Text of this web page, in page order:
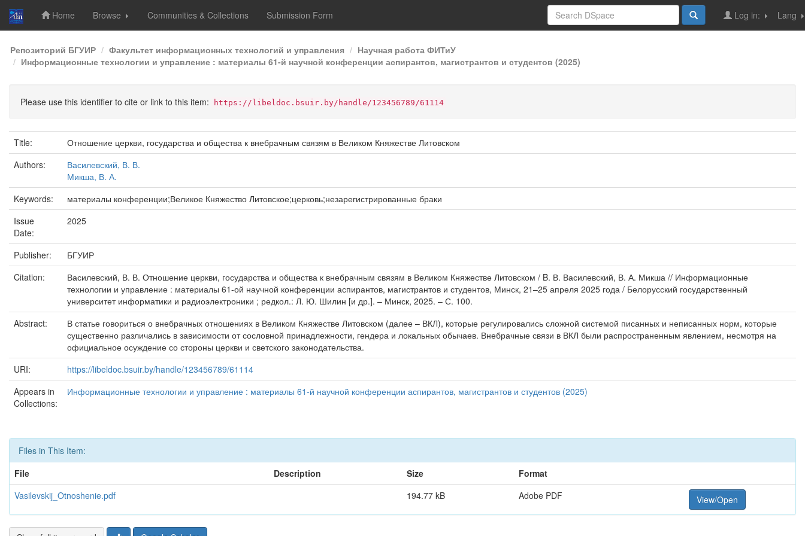
Skip
navigation
Home Browse Communities & Collections Submission Form Lang
Log in:
Репозиторий БГУИР Факультет информационных технологий и управления
Научная работа ФИТиУ
Информационные технологии и управление : материалы 61-й научной конференции аспирантов, магистрантов и студентов (2025)
Please use this identifier to cite or link to this item: https://libeldoc.bsuir.by/handle/123456789/61114
Title:
Отношение церкви, государства и общества к внебрачным связям в Великом Княжестве Литовском
Authors:
Василевский, В. В.
Микша, В. А.
Keywords:
материалы конференции;Великое Княжество Литовское;церковь;незарегистрированные браки
Issue
Date:
2025
Publisher:
БГУИР
Citation:
Василевский, В. В. Отношение церкви, государства и общества к внебрачным связям в Великом Княжестве Литовском / B. В. Василевский, В. А. Микша // Информационные
технологии и управление : материалы 61-ой научной конференции аспирантов, магистрантов и студентов, Минск, 21–25 апреля 2025 года / Белорусский государственный
университет информатики и радиоэлектроники ; редкол.: Л. Ю. Шилин [и др.]. – Минск, 2025. – С. 100.
Abstract:
В статье говориться о внебрачных отношениях в Великом Княжестве Литовском (далее – ВКЛ), которые регулировались сложной системой писанных и неписанных норм, которые
существенно различались в зависимости от сословной принадлежности, гендера и локальных обычаев. Внебрачные связи в ВКЛ были распространенным явлением, несмотря на
официальное осуждение со стороны церкви и светского законодательства.
URI:
https://libeldoc.bsuir.by/handle/123456789/61114
Appears in
Collections:
Информационные технологии и управление : материалы 61-й научной конференции аспирантов, магистрантов и студентов (2025)
Files in This Item:
File
Description Size
Format
Vasilevskij_Otnoshenie.pdf
194.77 kB Adobe PDF View/Open